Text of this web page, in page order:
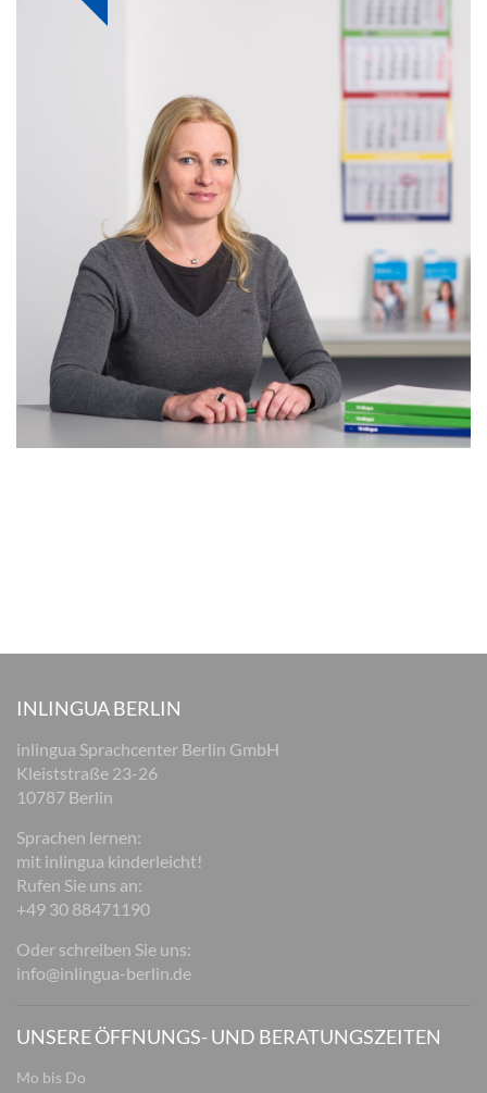
INLINGUA BERLIN
inlingua Sprachcenter Berlin GmbH
Kleiststraße 23-26
10787 Berlin
Sprachen lernen:
mit inlingua kinderleicht!
Rufen Sie uns an:
+49 30 88471190
Oder schreiben Sie uns:
info@inlingua-berlin.de
UNSERE ÖFFNUNGS- UND BERATUNGSZEITEN
Mo bis Do